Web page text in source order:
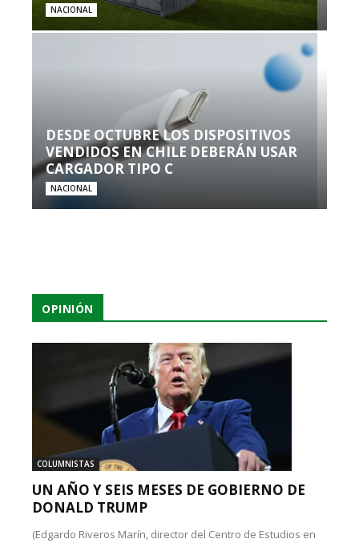
NACIONAL
DESDE OCTUBRE LOS DISPOSITIVOS
VENDIDOS EN CHILE DEBERÁN USAR
CARGADOR TIPO C
NACIONAL
OPINIÓN
COLUMNISTAS
UN AÑO Y SEIS MESES DE GOBIERNO DE
DONALD TRUMP
(Edgardo Riveros Marín, director del Centro de Estudios en